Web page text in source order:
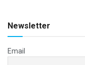
Newsletter
Email